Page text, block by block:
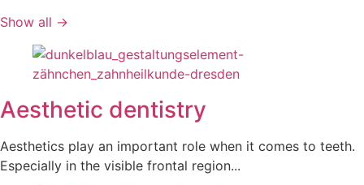
Show all →
Aesthetic dentistry
Aesthetics play an important role when it comes to teeth.
Especially in the visible frontal region...